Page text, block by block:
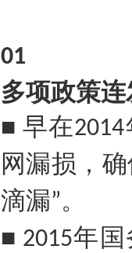
01
多项政策
■早在2014
网漏损，
滴漏”。
■ 2015年国